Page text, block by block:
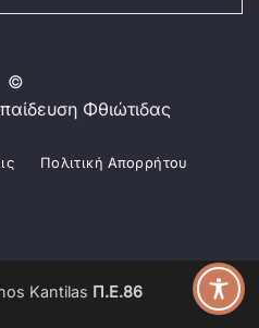
©
Φθιώτιδας
Πολιτική Απορρήτου
Kantilas Π.Ε.86